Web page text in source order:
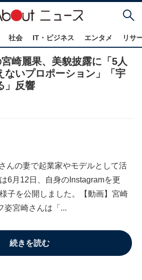
社会 IT・ビジネス エンタメ リサ
崎麗果、美貌披露に「5人
ないプロポーション」「宇
」反響
んの妻で起業家やモデルとして活
6月12日、自身のInstagramを更
子を公開しました。【動画】宮崎
姿宮崎さんは「...
続きを読む